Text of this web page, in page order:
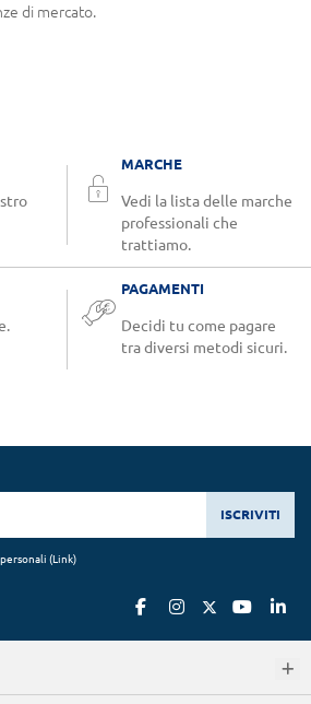
di mercato.
MARCHE
Vedi la lista delle marche
professionali che
trattiamo.
PAGAMENTI
Decidi tu come pagare
tra diversi metodi sicuri.
ISCRIVITI
(Link)